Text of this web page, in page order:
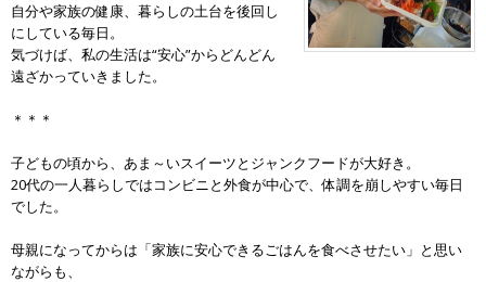
自分や家族の健康、暮らしの土台を後回し
にしている毎日。
気づけば、私の生活は“安心”からどんどん
遠ざかっていきました。
＊＊＊
子どもの頃から、あま～いスイーツとジャンクフードが大好き。
20代の一人暮らしではコンビニと外食が中心で、体調を崩しやすい毎日
でした。
母親になってからは「家族に安心できるごはんを食べさせたい」と思い
ながらも、